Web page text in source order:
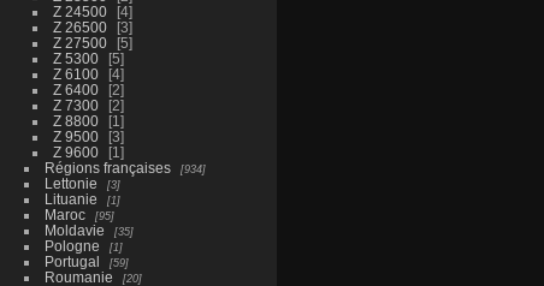
Z 24500
4
Z 26500
3
Z 27500
5
Z 5300
5
Z 6100
4
Z 6400
2
Z 7300
2
Z 8800
1
Z 9500
3
Z 9600
1
Régions françaises
934
Lettonie 3
Lituanie 1
Maroc 95
Moldavie 35
Pologne 1
Portugal 59
Roumanie 20